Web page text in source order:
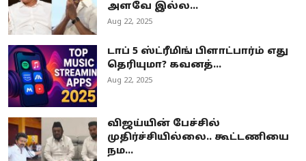
அளவே இல்ல...
Aug 22, 2025
டாப் 5 ஸ்ட்ரீமிங் பிளாட்பார்ம் எது
தெரியுமா? கவனத்...
Aug 22, 2025
விஜய்யின் பேச்சில்
முதிர்ச்சியில்லை.. கூட்டணியை
நம...